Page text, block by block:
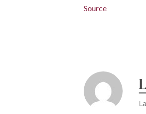
Source